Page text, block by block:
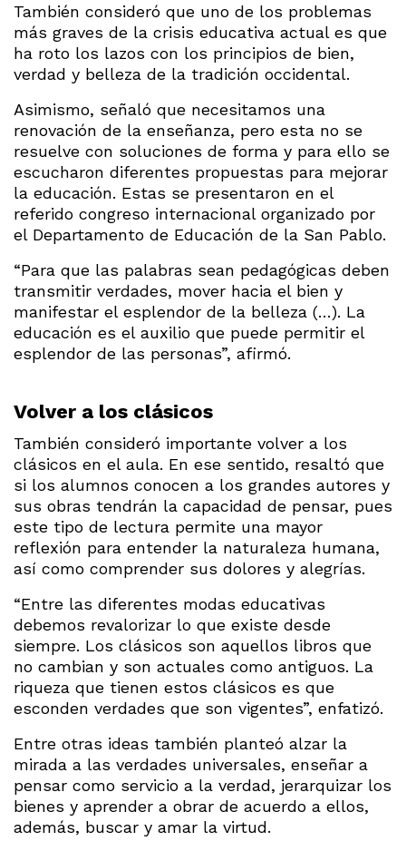
También consideró que uno de los problemas
más graves de la crisis educativa actual es que
ha roto los lazos con los principios de bien,
verdad y belleza de la tradición occidental.
Asimismo, señaló que necesitamos una
renovación de la enseñanza, pero esta no se
resuelve con soluciones de forma y para ello se
escucharon diferentes propuestas para mejorar
la educación. Estas se presentaron en el
referido congreso internacional organizado por
el Departamento de Educación de la San Pablo.
“Para que las palabras sean pedagógicas deben
transmitir verdades, mover hacia el bien y
manifestar el esplendor de la belleza (…). La
educación es el auxilio que puede permitir el
esplendor de las personas”, afirmó.
Volver a los clásicos
También consideró importante volver a los
clásicos en el aula. En ese sentido, resaltó que
si los alumnos conocen a los grandes autores y
sus obras tendrán la capacidad de pensar, pues
este tipo de lectura permite una mayor
reflexión para entender la naturaleza humana,
así como comprender sus dolores y alegrías.
“Entre las diferentes modas educativas
debemos revalorizar lo que existe desde
siempre. Los clásicos son aquellos libros que
no cambian y son actuales como antiguos. La
riqueza que tienen estos clásicos es que
esconden verdades que son vigentes”, enfatizó.
Entre otras ideas también planteó alzar la
mirada a las verdades universales, enseñar a
pensar como servicio a la verdad, jerarquizar los
bienes y aprender a obrar de acuerdo a ellos,
además, buscar y amar la virtud.